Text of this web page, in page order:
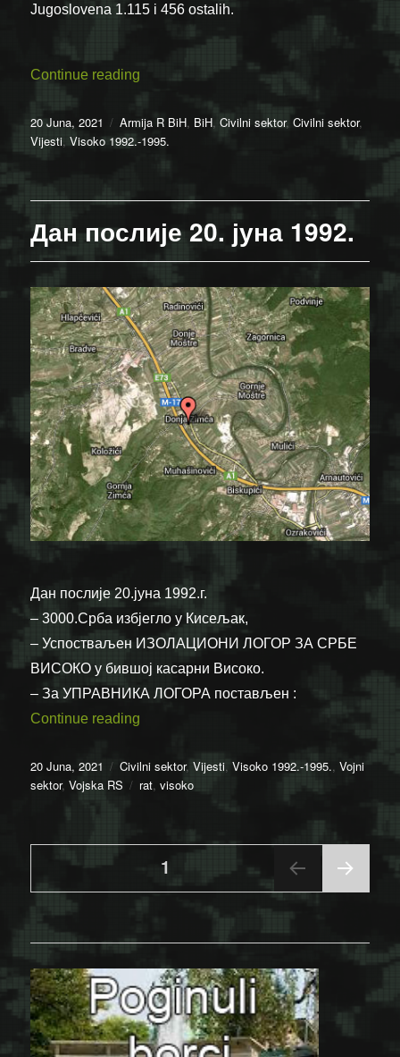
Jugoslovena 1.115 i 456 ostalih.
Continue reading “LOGORI ZA SRBE U BIH 1992-1995:
Posted
on
20 Juna, 2021 Categories
Armija R BiH, BiH,Civilni sektor,Civilni sektor,
Vijesti ,Visoko 1992.-1995.
Дан послије 20. јуна 1992.
Дан послије 20.јуна 1992.г.
– 3000.Срба избјегло у Кисељак,
– Успостваљен ИЗОЛАЦИОНИ ЛОГОР ЗА СРБЕ
ВИСОКО у бившој касарни Високо.
– За УПРАВНИКА ЛОГОРА постављен :
Continue reading
Posted
on
20 Juna, 2021 Categories
Civilni sektor,Vijesti,Visoko 1992.-1995.,Vojni
sektor,Vojska RS Tags
rat,visoko
Posts
pagination
PAGE 1
NEX